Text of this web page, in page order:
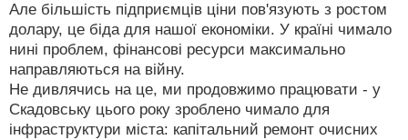
Але більшість підприємців ціни пов'язують з ростом
долару, це біда для нашої економіки. У країні чимало
нині проблем, фінансові ресурси максимально
направляються на війну.
Не дивлячись на це, ми продовжимо працювати - у
Скадовську цього року зроблено чимало для
інфраструктури міста: капітальний ремонт очисних